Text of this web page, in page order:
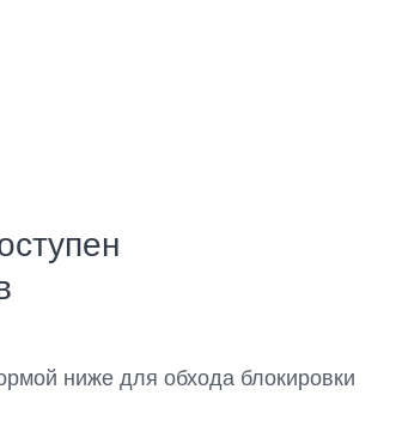
ниже для обхода блокировки